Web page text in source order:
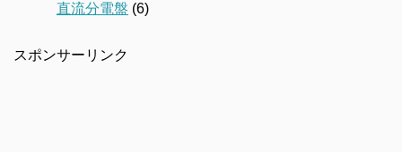
直流分電盤 (6)
スポンサーリンク